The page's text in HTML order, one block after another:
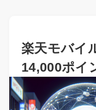
楽天モバイ
14,000ポイ